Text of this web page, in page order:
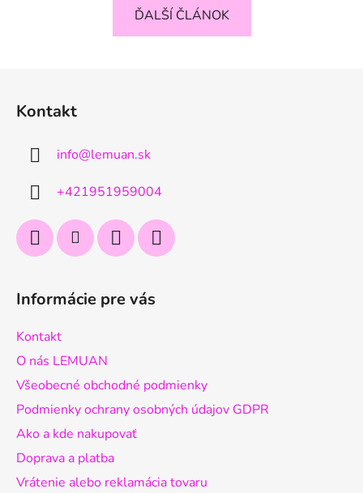
ĎALŠÍ ČLÁNOK
Kontakt
info@lemuan.sk
+421951959004
Informácie pre vás
Kontakt
O nás LEMUAN
Všeobecné obchodné podmienky
Podmienky ochrany osobných údajov GDPR
Ako a kde nakupovať
Doprava a platba
Vrátenie alebo reklamácia tovaru